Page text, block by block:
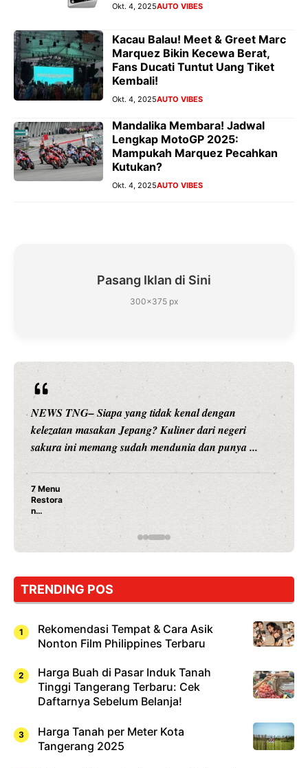
Okt. 4, 2025AUTO VIBES
Kacau Balau! Meet & Greet Marc
Marquez Bikin Kecewa Berat,
Fans Ducati Tuntut Uang Tiket
Kembali!
Okt. 4, 2025AUTO VIBES
Mandalika Membara! Jadwal
Lengkap MotoGP 2025:
Mampukah Marquez Pecahkan
Kutukan?
Okt. 4, 2025AUTO VIBES
Pasang Iklan di Sini
300×375 px
NEWS TNG– Siapa sangka, dua nama besar di
hiburan, Nunung Srimulat dan Vicky Prasetyo,
merambah dunia kuliner dengan ...
Nunung Srimulat & Vicky Prasetyo Buka
Rahasia Mami Bikin Nagih!
TRENDING POS
Rekomendasi Tempat & Cara Asik
Nonton Film Philippines Terbaru
Harga Buah di Pasar Induk Tanah
Tinggi Tangerang Terbaru: Cek
Daftarnya Sebelum Belanja!
Harga Tanah per Meter Kota
Tangerang 2025